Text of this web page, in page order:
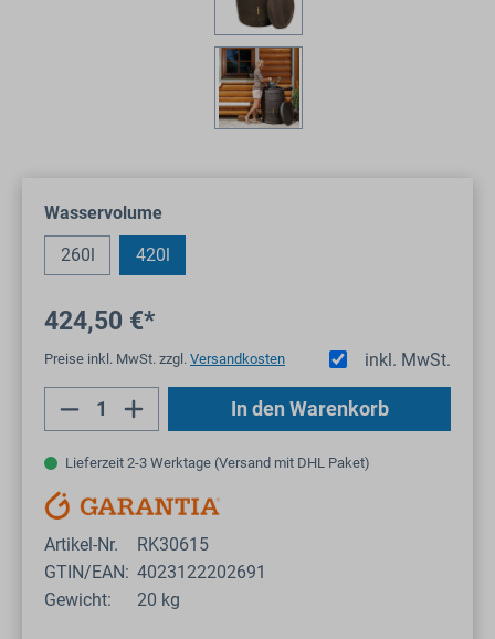
Wasservolumeauswählen
260l 420l
424,50 €*
inkl. MwSt.
Preise inkl. MwSt. zzgl. Versandkosten
Produkt Anzahl: Gib den gewünschten
In den Warenkorb
Lieferzeit 2-3 Werktage (Versand mit DHL Paket)
Artikel-Nr.
RK30615
GTIN/EAN: 4023122202691
Gewicht:
20 kg